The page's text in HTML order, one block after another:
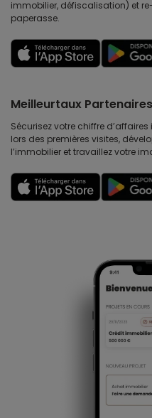
immobilier, défiscalisation) et
paperasse.
Meilleurtaux Partenaires
Sécurisez votre chiffre
lors des premières visites,
l’immobilier et travaillez votre